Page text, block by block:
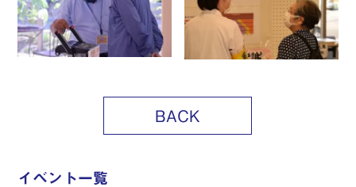
BACK
イベント一覧